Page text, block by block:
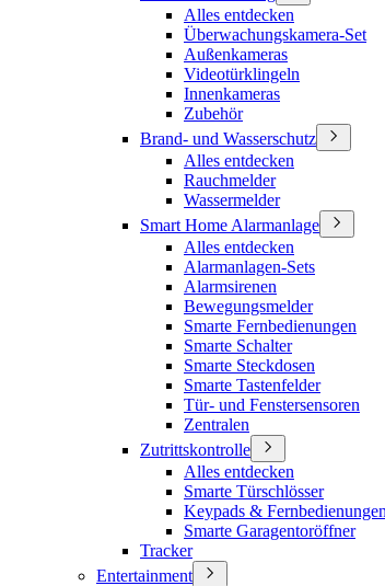
Alles entdecken
Überwachungskamera-Set
Außenkameras
Videotürklingeln
Innenkameras
Zubehör
Brand- und Wasserschutz
Alles entdecken
Rauchmelder
Wassermelder
Smart Home Alarmanlage
Alles entdecken
Alarmanlagen-Sets
Alarmsirenen
Bewegungsmelder
Smarte Fernbedienungen
Smarte Schalter
Smarte Steckdosen
Smarte Tastenfelder
Tür- und Fenstersensoren
Zentralen
Zutrittskontrolle
Alles entdecken
Smarte Türschlösser
Keypads & Fernbedienungen
Smarte Garagentoröffner
Tracker
Entertainment